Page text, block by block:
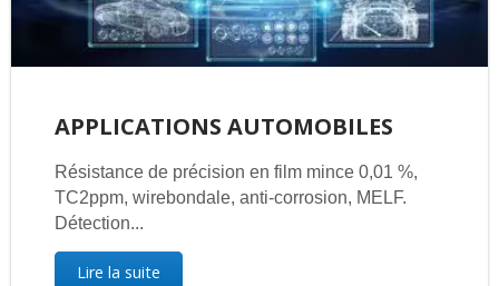
APPLICATIONS AUTOMOBILES
Résistance de précision en film mince 0,01 %,
TC2ppm, wirebondale, anti-corrosion, MELF.
Détection...
Lire la suite